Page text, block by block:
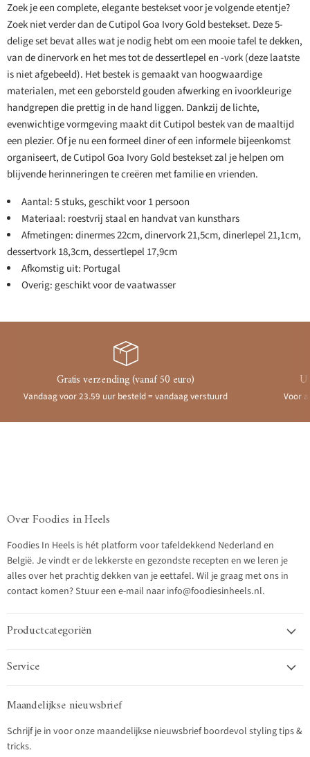
Zoek je een complete, elegante bestekset voor je volgende etentje?
Zoek niet verder dan de Cutipol Goa Ivory Gold bestekset. Deze 5-
delige set bevat alles wat je nodig hebt om een mooie tafel te dekken,
van de dinervork en het mes tot de dessertlepel en -vork (deze laatste
is niet afgebeeld). Het bestek is gemaakt van hoogwaardige
materialen, met een geborsteld gouden afwerking en ivoorkleurige
handgrepen die prettig in de hand liggen. Dankzij de lichte,
evenwichtige vormgeving maakt dit Cutipol bestek van de maaltijd
een plezier. Of je nu een formeel diner of een informele bijeenkomst
organiseert, de Cutipol Goa Ivory Gold bestekset zal je helpen om
blijvende herinneringen te creëren met familie en vrienden.
Aantal: 5 stuks, geschikt voor 1 persoon
Materiaal: roestvrij staal en handvat van kunsthars
Afmetingen: dinermes 22cm, dinervork 21,5cm, dinerlepel 21,1cm,
dessertvork 18,3cm, dessertlepel 17,9cm
Afkomstig uit: Portugal
Overig: geschikt voor de vaatwasser
Gratis verzending (vanaf 50 euro)
Vandaag voor 23.59 uur besteld = vandaag verstuurd Voor
Over Foodies in Heels
Foodies In Heels is hét platform voor tafeldekkend Nederland en
België. Je vindt er de lekkerste en gezondste recepten en we leren je
alles over het prachtig dekken van je eettafel. Wil je graag met ons in
contact komen? Stuur een e-mail naar info@foodiesinheels.nl.
Productcategoriën
Service
Maandelijkse nieuwsbrief
Schrijf je in voor onze maandelijkse nieuwsbrief boordevol styling tips &
tricks.